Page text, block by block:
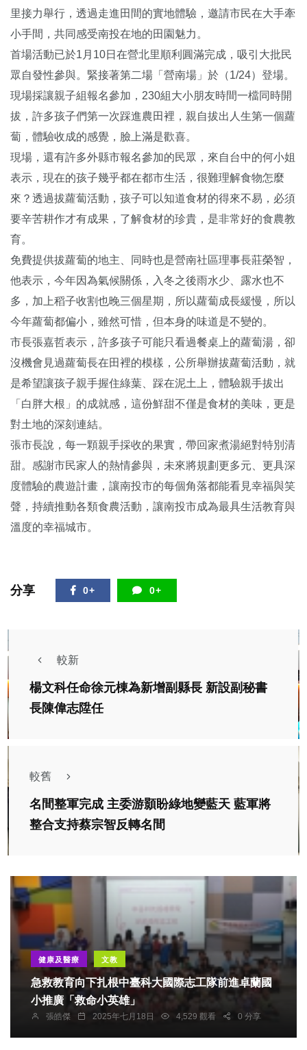
里接力舉行，透過走進田間的實地體驗，邀請市民在大手牽
小手間，共同感受南投在地的田園魅力。
首場活動已於1月10日在營北里順利圓滿完成，吸引大批民
眾自發性參與。緊接著第二場「營南場」於（1/24）登場。
現場採讓親子組報名參加，230組大小朋友時間一檔同時開
拔，許多孩子們第一次踩進農田裡，親自拔出人生第一個蘿
蔔，體驗收成的感覺，臉上滿是歡喜。
現場，還有許多外縣市報名參加的民眾，來自台中的何小姐
表示，現在的孩子幾乎都在都市生活，很難理解食物怎麼
來？透過拔蘿蔔活動，孩子可以知道食材的得來不易，必須
要辛苦耕作才有成果，了解食材的珍貴，是非常好的食農教
育。
免費提供拔蘿蔔的地主、同時也是營南社區理事長莊榮智，
他表示，今年因為氣候關係，入冬之後雨水少、露水也不
多，加上稻子收割也晚三個星期，所以蘿蔔成長緩慢，所以
今年蘿蔔都偏小，雖然可惜，但本身的味道是不變的。
市長張嘉哲表示，許多孩子可能只看過餐桌上的蘿蔔湯，卻
沒機會見過蘿蔔長在田裡的模樣，公所舉辦拔蘿蔔活動，就
是希望讓孩子親手握住綠葉、踩在泥土上，體驗親手拔出
「白胖大根」的成就感，這份鮮甜不僅是食材的美味，更是
對土地的深刻連結。
張市長說，每一顆親手採收的果實，帶回家煮湯絕對特別清
甜。感謝市民家人的熱情參與，未來將規劃更多元、更具深
度體驗的農遊計畫，讓南投市的每個角落都能看見幸福與笑
聲，持續推動各類食農活動，讓南投市成為最具生活教育與
溫度的幸福城市。
分享 0+ 0+
較新
楊文科任命徐元棟為新增副縣長 新設副秘書
長陳偉志陞任
較舊
名間整軍完成 主委游顥盼綠地變藍天 藍軍將
整合支持蔡宗智反轉名間
健康及醫療 文教
急救教育向下扎根中臺科大國際志工隊前進卓蘭國
小推廣「救命小英雄」
張皓傑 2025年七月18日 4,529 觀看 0 分享